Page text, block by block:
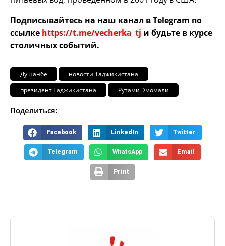
Подписывайтесь на наш канал в Telegram по
ссылке https://t.me/vecherka_tj и будьте в курсе
столичных событий.
Душанбе
новости Таджикистана
президент Таджикистана
Рутами Эмомали
Поделиться:
Facebook LinkedIn Twitter
Telegram WhatsApp Email
Print